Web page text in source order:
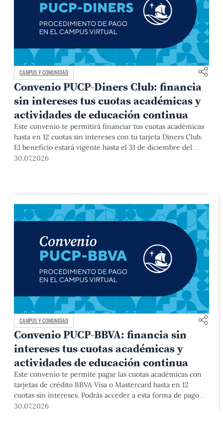
CAMPUS Y COMUNIDAD
Convenio PUCP-Diners Club: financia
sin intereses tus cuotas académicas y
actividades de educación continua
Este convenio te permitirá financiar tus cuotas académicas
hasta en 12 cuotas sin intereses con tu tarjeta Diners Club.
El beneficio estará vigente hasta el 31 de diciembre del
2026 para pregrado y posgrado, así como para deudas de
30.07.2026
CAMPUS Y COMUNIDAD
Convenio PUCP-BBVA: financia sin
intereses tus cuotas académicas y
actividades de educación continua
Este convenio te permite pagar las cuotas académicas con
tarjetas de crédito BBVA Visa o Mastercard hasta en 12
cuotas sin intereses. Podrás acceder a esta forma de pago
hasta el 31 de diciembre del 2026 para pregrado y posgrado,
30.07.2026